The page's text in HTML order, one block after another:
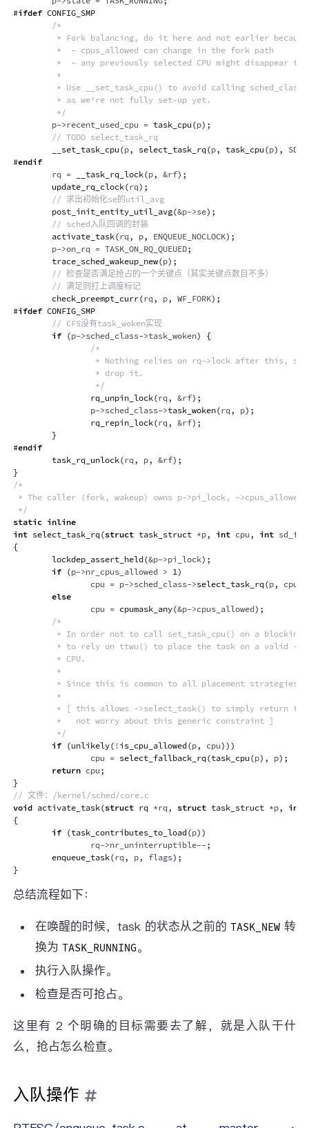
#ifdef CONFIG_SMP
/*
* Fork balancing, do it here and not earlier
         *  - cpus_allowed can change in the fork path
*  - any previously selected CPU might disappear
         *
* Use __set_task_cpu() to avoid calling
         * as we're not fully set-up yet.
         */
        p
->recent_used_cpu = task_cpu(p) ;
// TODO select_task_rq
__set_task_cpu(p, select_task_rq(p, task_cpu(p) ,
#endif
        rq
= __task_rq_lock(p, &rf) ;
update_rq_clock(rq) ;
// 求出初始化se的util_avg
post_init_entity_util_avg(&p->se) ;
// sched入队回调的封装
activate_task(rq, p, ENQUEUE_NOCLOCK) ;
        p
->on_rq = TASK_ON_RQ_QUEUED;
trace_sched_wakeup_new(p) ;
// 检查是否满足抢占的一个关键点（其实关键点数目不多）
// 满足则打上调度标记
check_preempt_curr(rq, p, WF_FORK) ;
#ifdef CONFIG_SMP
// CFS没有task_woken实现
if (p->sched_class->task_woken)
{
/*
* Nothing relies on rq->lock after this, so
                 * drop it.
                 */
rq_unpin_lock(rq, &rf) ;
                p
->sched_class->task_woken(rq, p) ;
rq_repin_lock(rq, &rf) ;
}
#endif
task_rq_unlock(rq, p, &rf) ;
}
/*
* The caller (fork, wakeup) owns p->pi_lock, -
*/
static inline
int select_task_rq(struct task_struct *p, int cpu , int
{
lockdep_assert_held(&p->pi_lock) ;
if (p->nr_cpus_allowed > 1)
                cpu
= p->sched_class->select_task_rq(p, cpu
else
                cpu
= cpumask_any(&p->cpus_allowed) ;
/*
* In order not to call set_task_cpu() on a blocking
* to rely on ttwu() to place the task on a valid -
         * CPU.
         *
* Since this is common to all placement strategies,
         *
* [ this allows ->select_task() to simply return
         *   not worry about this generic constraint ]
         */
if (unlikely( ! is_cpu_allowed(p, cpu) ) )
                cpu
= select_fallback_rq(task_cpu(p) , p) ;
return cpu ;
}
// 文件：/kernel/sched/core.c
void activate_task(struct rq *rq, struct task_struct *p, int
{
if (task_contributes_to_load(p) )
                rq
->nr_uninterruptible--;
enqueue_task(rq, p, flags) ;
}
总结流程如下：
在唤醒的时候，task 的状态从之前的 TASK_NEW 转
换为 TASK_RUNNING。
执行入队操作。
检查是否可抢占。
这里有 2 个明确的目标需要去了解，就是入队干什
么，抢占怎么检查。
入队操作